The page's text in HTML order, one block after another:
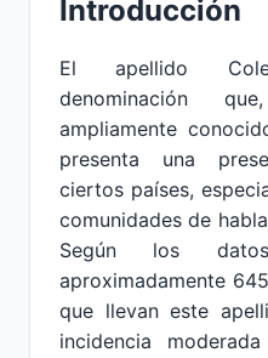
Introducción
El apellido
denominación
ampliamente
presenta una
ciertos países,
comunidades de
Según los
aproximadamente
que llevan este
incidencia